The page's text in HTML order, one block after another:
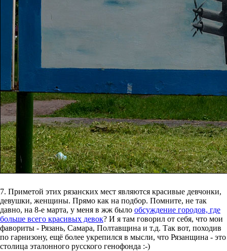
7. Приметой этих рязанских мест являются красивые девчонки,
девушки, женщины. Прямо как на подбор. Помните, не так
давно, на 8-е марта, у меня в жж было обсуждение городов, где
больше всего красивых девок? И я там говорил от себя, что мои
фавориты - Рязань, Самара, Полтавщина и т.д. Так вот, походив
по гарнизону, ещё более укрепился в мысли, что Рязанщина - это
столица эталонного русского генофонда :-)